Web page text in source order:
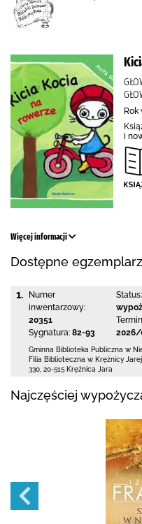
Rok
i
Więcej informacji
Dostępne
1.
Numer
inwentarzowy:
20351
Sygnatura: 82-93
Status:
2026/
Gminna Biblioteka Publiczna w
Filia Biblioteczna w Krężnicy Jarej
330 20-515 Krężnica Jara
Najczęściej